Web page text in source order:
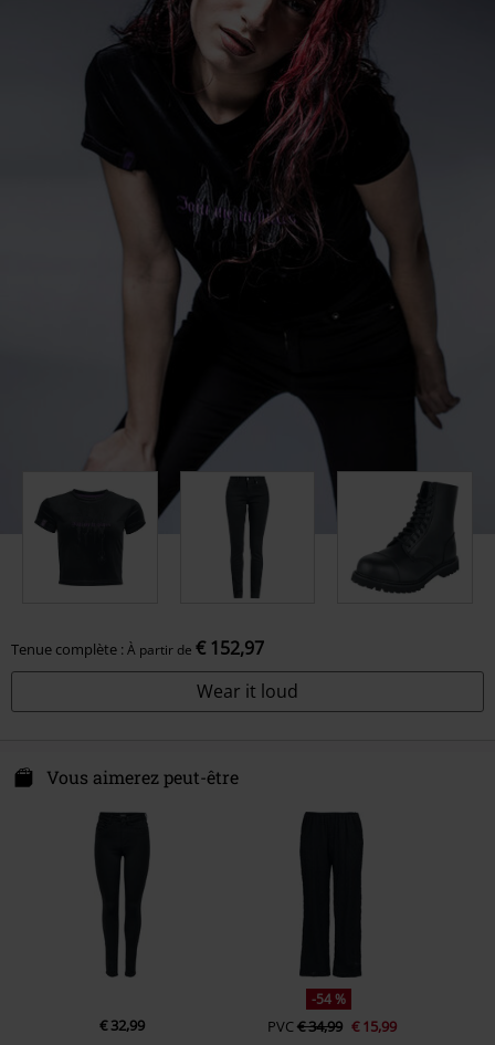
Tenue complète : À partir de € 152,97
Wear it loud
Vous aimerez peut-être
€ 32,99
-54 %
PVC€ 34,99 € 15,99